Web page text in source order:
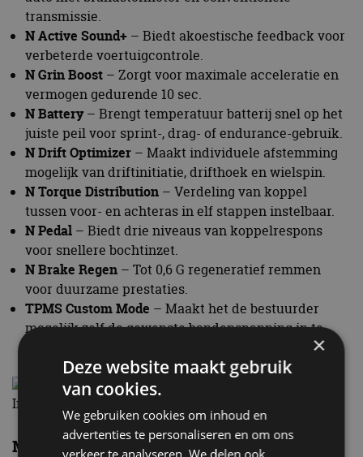
transmissie.
N Active Sound+ – Biedt akoestische feedback voor
verbeterde voertuigcontrole.
N Grin Boost – Zorgt voor maximale acceleratie en
vermogen gedurende 10 sec.
N Battery– Brengt temperatuur batterij snel op het
juiste peil voor sprint-, drag- of endurance-gebruik.
N Drift Optimizer – Maakt individuele afstemming
mogelijk van driftinitiatie, drifthoek en wielspin.
N Torque Distribution – Verdeling van koppel
tussen voor- en achteras in elf stappen instelbaar.
N Pedal – Biedt drie niveaus van koppelrespons
voor snellere bochtinzet.
N Brake Regen – Tot 0,6 G regeneratief remmen
voor duurzame prestaties.
TPMS Custom Mode – Maakt het de bestuurder
mogelijk zelf de gewenste bandenspanning in te
Interieur Hyundai Ioniq 6 N
Meerdere gezichten
×
Deze website maakt gebruik
van cookies.
We gebruiken cookies om inhoud en
advertenties te personaliseren en om ons
verkeer te analyseren. We delen ook